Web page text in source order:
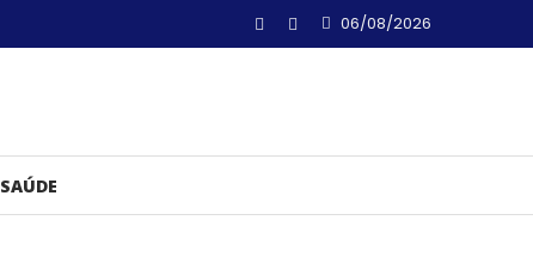
06/08/2026
SAÚDE